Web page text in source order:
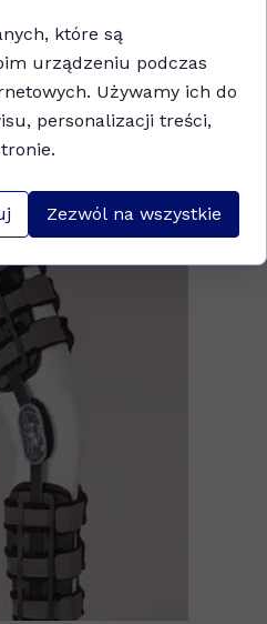
więzadłowego,
w obrębie
łąkotek,
na skutek
które są
urządzeniu podczas
Używamy ich do
personalizacji treści,
Zezwól na wszystkie